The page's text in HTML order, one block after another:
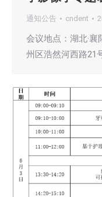
通知公告 cndent
会议地点：湖北·
州区浩然河西路21